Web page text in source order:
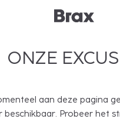
ONZE
aan deze pagina
beschikbaar. Probeer het